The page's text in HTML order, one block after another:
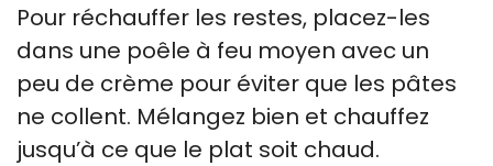
Pour réchauffer les restes, placez-les
dans une poêle à feu moyen avec un
peu de crème pour éviter que les pâtes
ne collent. Mélangez bien et chauffez
jusqu’à ce que le plat soit chaud.